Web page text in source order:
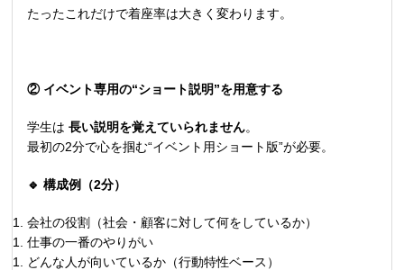
たったこれだけで着座率は大きく変わります。
② イベント専用の“ショート説明”を用意する
学生は長い説明を覚えていられません。
最初の2分で心を掴む“イベント用ショート版”が必要。
🔹 構成例（2分）
会社の役割（社会・顧客に対して何をしているか）
仕事の一番のやりがい
どんな人が向いているか（行動特性ベース）